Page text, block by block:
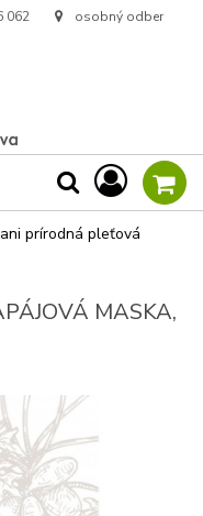
062 osobný odber
prírodná pleťová
MASKA,